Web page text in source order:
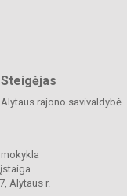
Steigėjas
Alytaus rajono savivaldybė
Alytaus r.